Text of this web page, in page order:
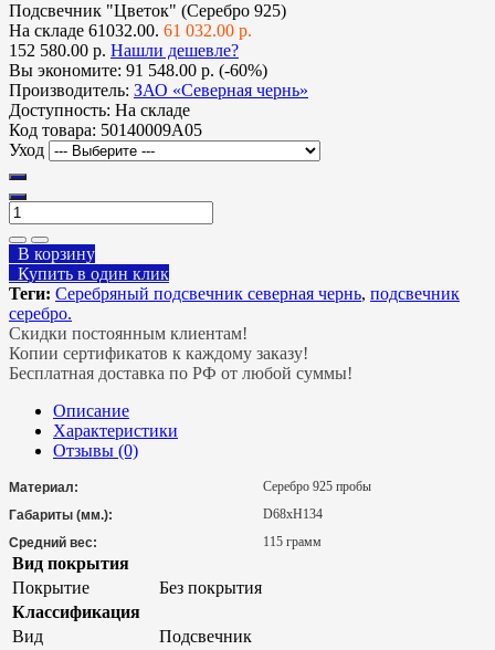
Подсвечник "Цветок" (Серебро 925)
На складе 61032.00. 61 032.00 р.
152 580.00 р. Нашли дешевле?
Вы экономите: 91 548.00 р. (-60%)
Производитель: ЗАО «Северная чернь»
Доступность: На складе
Код товара: 50140009А05
Уход
В корзину
Купить в один клик
Теги: Серебряный подсвечник северная чернь, подсвечник
серебро.
Скидки постоянным клиентам!
Копии сертификатов к каждому заказу!
Бесплатная доставка по РФ от любой суммы!
Описание
Характеристики
Отзывы (0)
Материал:
Серебро 925 пробы
Габариты (мм.):
D68хH134
Средний вес:
115 грамм
Вид покрытия
Покрытие
Без покрытия
Классификация
Вид
Подсвечник